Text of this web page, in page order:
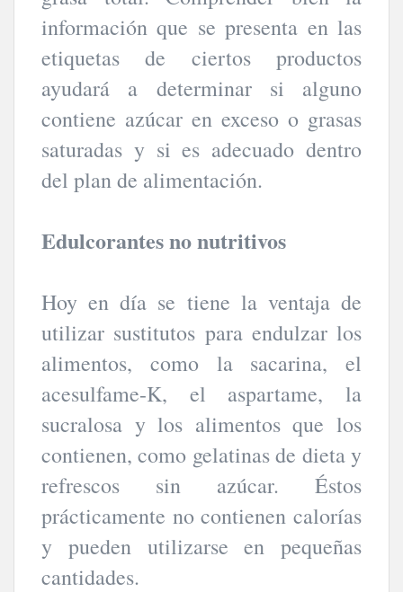
información que se presenta en las
etiquetas de ciertos productos
ayudará a determinar si alguno
contiene azúcar en exceso o grasas
saturadas y si es adecuado dentro
del plan de alimentación.
Edulcorantes no nutritivos
Hoy en día se tiene la ventaja de
utilizar sustitutos para endulzar los
alimentos, como la sacarina, el
acesulfame-K, el aspartame, la
sucralosa y los alimentos que los
contienen, como gelatinas de dieta y
refrescos sin azúcar. Éstos
prácticamente no contienen calorías
y pueden utilizarse en pequeñas
cantidades.